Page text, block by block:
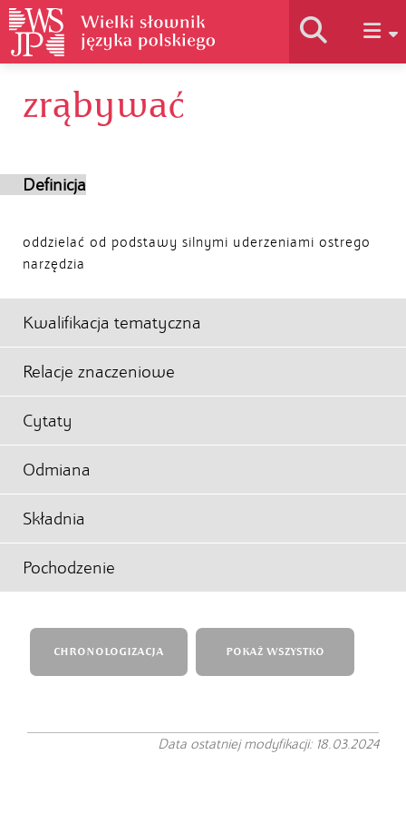
Historia słownika
zrąbywać
Definicja
oddzielać od podstawy silnymi uderzeniami ostrego
narzędzia
Kwalifikacja tematyczna
Relacje znaczeniowe
Cytaty
Odmiana
Składnia
Pochodzenie
CHRONOLOGIZACJA POKAŻ WSZYSTKO
Data ostatniej modyfikacji: 18.03.2024